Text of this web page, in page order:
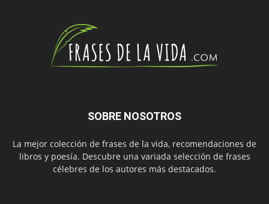
SOBRE NOSOTROS
La mejor colección de frases de la vida, recomendaciones de
libros y poesía. Descubre una variada selección de frases
célebres de los autores más destacados.